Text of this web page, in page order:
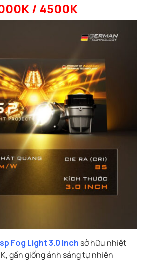
/ 4500K
Fog Light 3.0 Inch sở hữu nhiệt
gần giống ánh sáng tự nhiên